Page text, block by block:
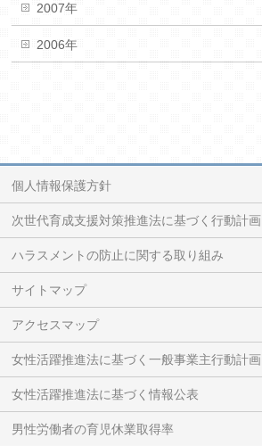
2007年
2006年
個人情報保護方針
次世代育成支援対策推進法に基づく行動計画
ハラスメントの防止に関する取り組み
サイトマップ
アクセスマップ
女性活躍推進法に基づく一般事業主行動計画
女性活躍推進法に基づく情報公表
男性労働者の育児休業取得率